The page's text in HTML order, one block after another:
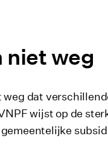
niet weg
dat
wijst op de